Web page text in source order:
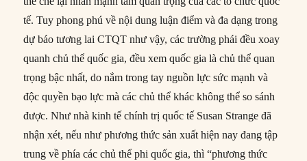
tế. Tuy phong phú về nội dung luận điểm và đa dạng trong
dự báo tương lai CTQT như vậy, các trường phái đều xoay
quanh chủ thể quốc gia, đều xem quốc gia là chủ thể quan
trọng bậc nhất, do nắm trong tay nguồn lực sức mạnh và
độc quyền bạo lực mà các chủ thể khác không thể so sánh
được. Như nhà kinh tế chính trị quốc tế Susan Strange đã
nhận xét, nếu như phương thức sản xuất hiện nay đang tập
trung về phía các chủ thể phi quốc gia, thì “phương thức